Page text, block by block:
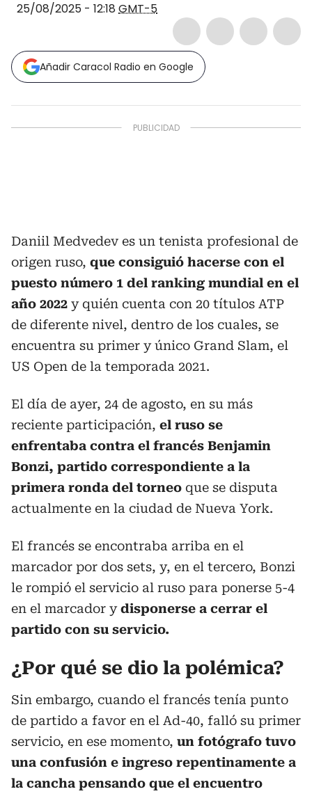
25/08/2025 - 12:18 GMT-5
Añadir Caracol Radio en Google
Daniil Medvedev es un tenista profesional de
origen ruso, que consiguió hacerse con el
puesto número 1 del ranking mundial en el
año 2022 y quién cuenta con 20 títulos ATP
de diferente nivel, dentro de los cuales, se
encuentra su primer y único Grand Slam, el
US Open de la temporada 2021.
El día de ayer, 24 de agosto, en su más
reciente participación, el ruso se
enfrentaba contra el francés Benjamin
Bonzi, partido correspondiente a la
primera ronda del torneo que se disputa
actualmente en la ciudad de Nueva York.
El francés se encontraba arriba en el
marcador por dos sets, y, en el tercero, Bonzi
le rompió el servicio al ruso para ponerse 5-4
en el marcador ydisponerse a cerrar el
partido con su servicio.
¿Por qué se dio la polémica?
Sin embargo, cuando el francés tenía punto
de partido a favor en el Ad-40, falló su primer
servicio, en ese momento, un fotógrafo tuvo
una confusión e ingreso repentinamente a
la cancha pensando que el encuentro